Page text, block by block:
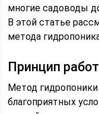
многие садоводы
В этой статье
метода
Принцип
Метод
благоприятных